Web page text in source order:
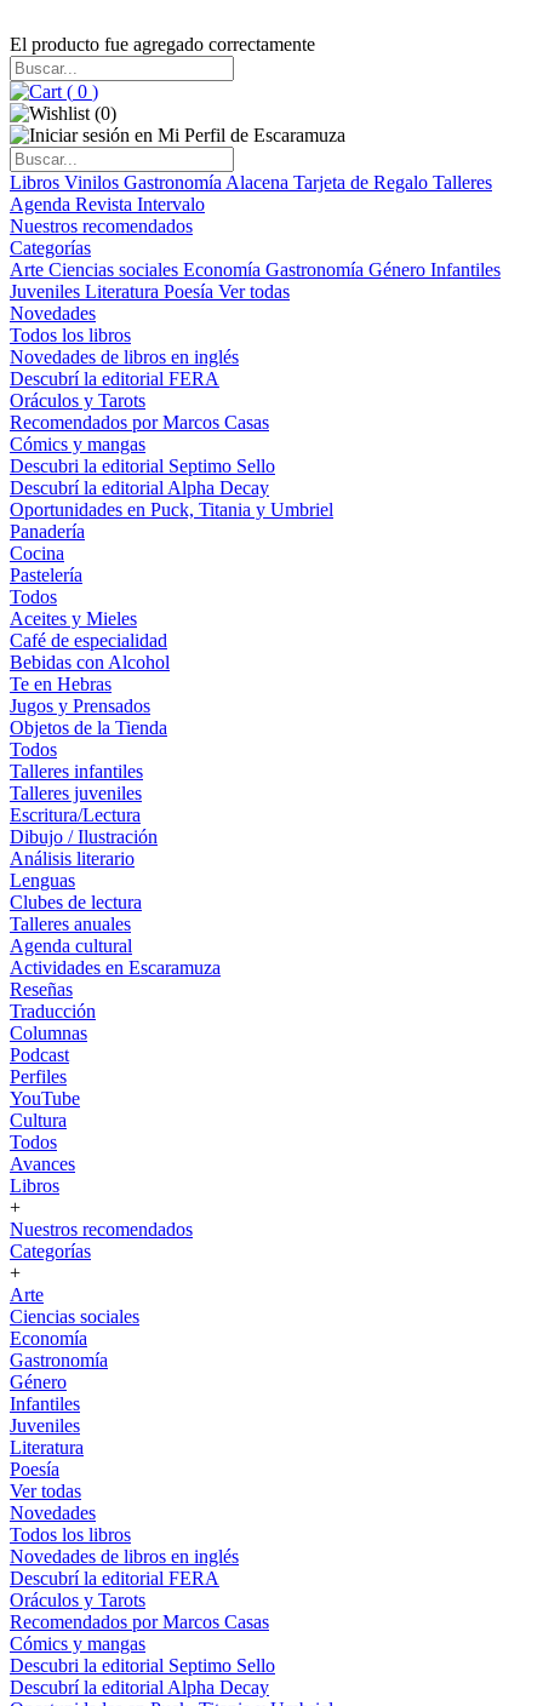
El producto fue agregado correctamente
( 0 )
(0)
Libros Vinilos Gastronomía Alacena Tarjeta de Regalo Talleres
Agenda Revista Intervalo
Nuestros recomendados
Categorías
Arte Ciencias sociales Economía Gastronomía Género Infantiles
Juveniles Literatura Poesía Ver todas
Novedades
Todos los libros
Novedades de libros en inglés
Descubrí la editorial FERA
Oráculos y Tarots
Recomendados por Marcos Casas
Cómics y mangas
Descubri la editorial Septimo Sello
Descubrí la editorial Alpha Decay
Oportunidades en Puck, Titania y Umbriel
Panadería
Cocina
Pastelería
Todos
Aceites y Mieles
Café de especialidad
Bebidas con Alcohol
Te en Hebras
Jugos y Prensados
Objetos de la Tienda
Todos
Talleres infantiles
Talleres juveniles
Escritura/Lectura
Dibujo / Ilustración
Análisis literario
Lenguas
Clubes de lectura
Talleres anuales
Agenda cultural
Actividades en Escaramuza
Reseñas
Traducción
Columnas
Podcast
Perfiles
YouTube
Cultura
Todos
Avances
Libros
+
Nuestros recomendados
Categorías
+
Arte
Ciencias sociales
Economía
Gastronomía
Género
Infantiles
Juveniles
Literatura
Poesía
Ver todas
Novedades
Todos los libros
Novedades de libros en inglés
Descubrí la editorial FERA
Oráculos y Tarots
Recomendados por Marcos Casas
Cómics y mangas
Descubri la editorial Septimo Sello
Descubrí la editorial Alpha Decay